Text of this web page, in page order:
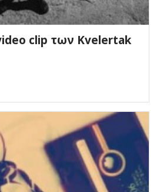
clip των Kvelertak